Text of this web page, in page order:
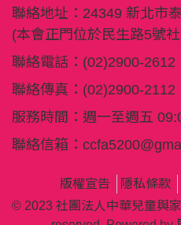
聯絡地址： 24349 新北市
(本會正門位於民生路5號
聯絡電話： (02)2900-2612
聯絡傳真： (02)2900-2112
服務時間：週一至週五
聯絡信箱：
版權宣告 隱私條款
© 2023 社團法人中華兒童與